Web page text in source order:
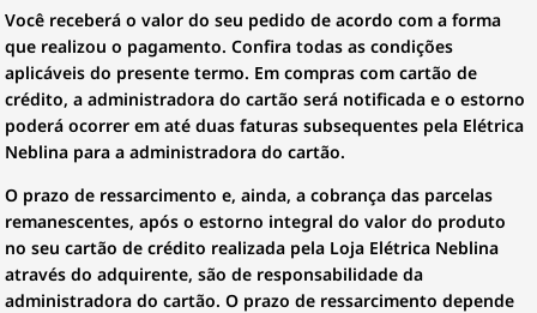
Você receberá o valor do seu pedido de acordo com a forma
que realizou o pagamento. Confira todas as condições
aplicáveis do presente termo. Em compras com cartão de
crédito, a administradora do cartão será notificada e o estorno
poderá ocorrer em até duas faturas subsequentes pela Elétrica
Neblina para a administradora do cartão.
O prazo de ressarcimento e, ainda, a cobrança das parcelas
remanescentes, após o estorno integral do valor do produto
no seu cartão de crédito realizada pela Loja Elétrica Neblina
através do adquirente, são de responsabilidade da
administradora do cartão. O prazo de ressarcimento depende